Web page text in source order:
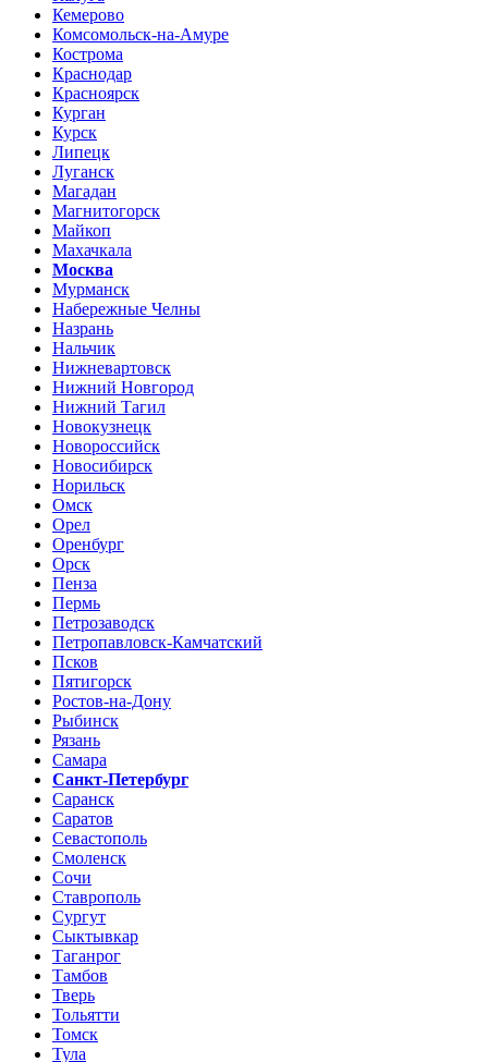
Кемерово
Комсомольск-на-Амуре
Кострома
Краснодар
Красноярск
Курган
Курск
Липецк
Луганск
Магадан
Магнитогорск
Майкоп
Махачкала
Москва
Мурманск
Набережные Челны
Назрань
Нальчик
Нижневартовск
Нижний Новгород
Нижний Тагил
Новокузнецк
Новороссийск
Новосибирск
Норильск
Омск
Орел
Оренбург
Орск
Пенза
Пермь
Петрозаводск
Петропавловск-Камчатский
Псков
Пятигорск
Ростов-на-Дону
Рыбинск
Рязань
Самара
Санкт-Петербург
Саранск
Саратов
Севастополь
Смоленск
Сочи
Ставрополь
Сургут
Сыктывкар
Таганрог
Тамбов
Тверь
Тольятти
Томск
Тула